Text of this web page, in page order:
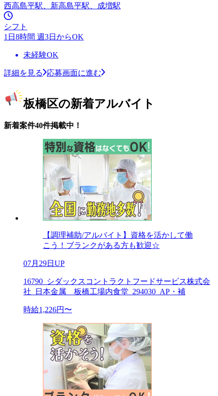
西高島平駅、新高島平駅、成増駅
シフト
1日8時間 週3日からOK
未経験OK
詳細を見る 応募画面に進む
板橋区の新着アルバイト
新着案件40件掲載中！
【調理補助/アルバイト】資格を活かして働
こう！ブランクがある方も歓迎☆
07月29日UP
16790_シダックスコントラクトフードサービス株式会
社_日本金属 板橋工場内食堂_294030_AP・補
時給1,226円〜